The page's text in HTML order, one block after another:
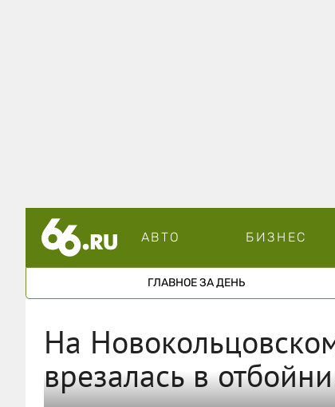
АВТО БИЗНЕС
ГЛАВНОЕ ЗА ДЕНЬ
На
врезалась в